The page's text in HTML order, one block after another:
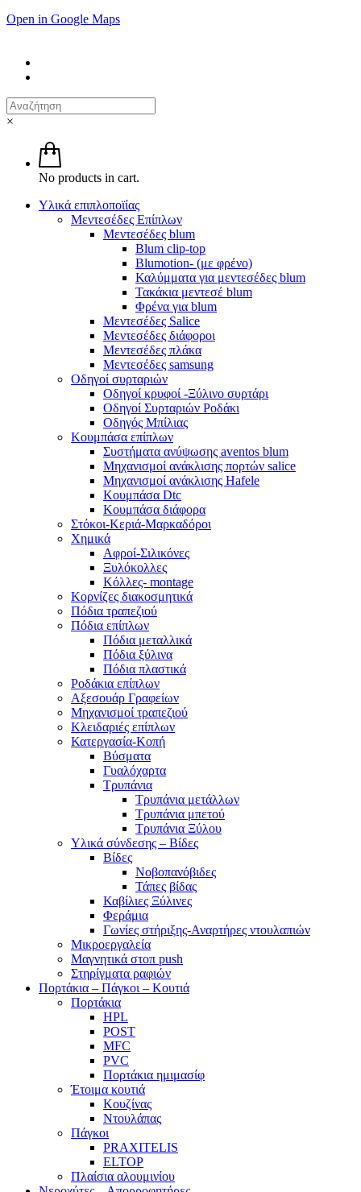
Open in Google Maps
×
No products in cart.
Υλικά επιπλοποϊίας
Μεντεσέδες Επίπλων
Μεντεσέδες blum
Blum clip-top
Blumotion- (με φρένο)
Καλύμματα για μεντεσέδες blum
Τακάκια μεντεσέ blum
Φρένα για blum
Μεντεσέδες Salice
Μεντεσέδες διάφοροι
Μεντεσέδες πλάκα
Μεντεσέδες samsung
Οδηγοί συρταριών
Οδηγοί κρυφοί -Ξύλινο συρτάρι
Οδηγοί Συρταριών Ροδάκι
Οδηγός Μπίλιας
Κουμπάσα επίπλων
Συστήματα ανύψωσης aventos blum
Μηχανισμοί ανάκλισης πορτών salice
Μηχανισμοί ανάκλισης Hafele
Κουμπάσα Dtc
Κουμπάσα διάφορα
Στόκοι-Κεριά-Μαρκαδόροι
Χημικά
Αφροί-Σιλικόνες
Ξυλόκολλες
Κόλλες- montage
Κορνίζες διακοσμητικά
Πόδια τραπεζιού
Πόδια επίπλων
Πόδια μεταλλικά
Πόδια ξύλινα
Πόδια πλαστικά
Ροδάκια επίπλων
Αξεσουάρ Γραφείων
Μηχανισμοί τραπεζιού
Κλειδαριές επίπλων
Κατεργασία-Κοπή
Βύσματα
Γυαλόχαρτα
Τρυπάνια
Τρυπάνια μετάλλων
Τρυπάνια μπετού
Τρυπάνια Ξύλου
Υλικά σύνδεσης – Βίδες
Βίδες
Νοβοπανόβιδες
Τάπες βίδας
Καβίλιες Ξύλινες
Φεράμια
Γωνίες στήριξης-Αναρτήρες ντουλαπιών
Μικροεργαλεία
Μαγνητικά στοπ push
Στηρίγματα ραφιών
Πορτάκια – Πάγκοι – Κουτιά
Πορτάκια
HPL
POST
MFC
PVC
Πορτάκια ημιμασίφ
Έτοιμα κουτιά
Κουζίνας
Ντουλάπας
Πάγκοι
PRAXITELIS
ELTOP
Πλαίσια αλουμινίου